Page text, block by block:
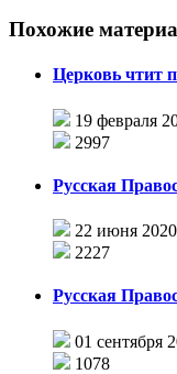
Похожие
Церковь чтит
19 февраля
2997
Русская
22 июня 2020
2227
Русская
01 сентября
1078